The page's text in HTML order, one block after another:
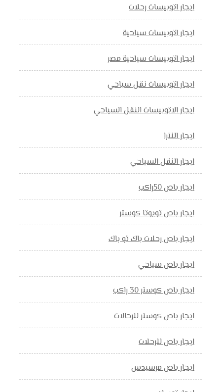
ايجار اتوبيسات رحلات
ايجار اتوبيسات سياحية
ايجار اتوبيسات سياحية مصر
ايجار اتوبيسات نقل سياحي
ايجار الاتوبيسات النقل السياحي
ايجار النترا
ايجار النقل السياحي
ايجار باص 50راكب
ايجار باص تويوتا كوستر
ايجار باص رحلات باك تو باك
ايجار باص سياحي
ايجار باص كوستر 30 راكب
ايجار باص كوستر للرحالات
ايجار باص للرحلات
ايجار باص مرسيدس